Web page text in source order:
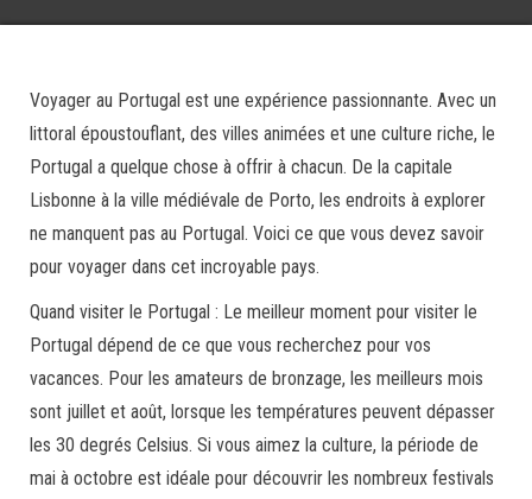
Voyager au Portugal est une expérience passionnante. Avec un
littoral époustouflant, des villes animées et une culture riche, le
Portugal a quelque chose à offrir à chacun. De la capitale
Lisbonne à la ville médiévale de Porto, les endroits à explorer
ne manquent pas au Portugal. Voici ce que vous devez savoir
pour voyager dans cet incroyable pays.
Quand visiter le Portugal : Le meilleur moment pour visiter le
Portugal dépend de ce que vous recherchez pour vos
vacances. Pour les amateurs de bronzage, les meilleurs mois
sont juillet et août, lorsque les températures peuvent dépasser
les 30 degrés Celsius. Si vous aimez la culture, la période de
mai à octobre est idéale pour découvrir les nombreux festivals